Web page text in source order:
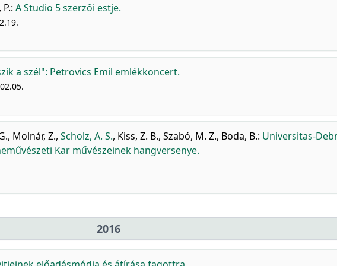
: A Studio 5 szerzői estje.
a szél": Petrovics Emil emlékkoncert.
, Molnár, Z., Scholz, A. S., Kiss, Z. B., Szabó, M. Z., Boda, B.: Universitas-
Kar művészeinek hangversenye.
2016